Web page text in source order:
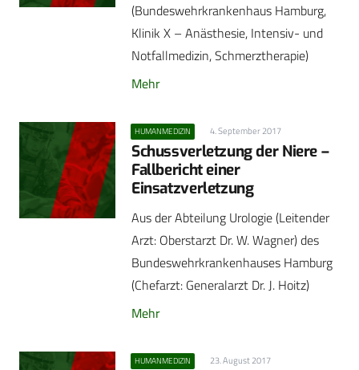
(Bundeswehrkrankenhaus Hamburg,
Klinik X – Anästhesie, Intensiv- und
Notfallmedizin, Schmerztherapie)
Mehr
HUMANMEDIZIN 4. September 2017
Schussverletzung der Niere –
Fallbericht einer
Einsatzverletzung
Aus der Abteilung Urologie (Leitender
Arzt: Oberstarzt Dr. W. Wagner) des
Bundeswehrkrankenhauses Hamburg
(Chefarzt: Generalarzt Dr. J. Hoitz)
Mehr
HUMANMEDIZIN 23. August 2017